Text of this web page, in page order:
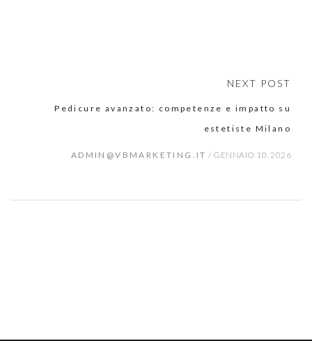
NEXT POST
Pedicure avanzato: competenze e impatto su
estetiste Milano
ADMIN@VBMARKETING.IT / GENNAIO 10, 2026